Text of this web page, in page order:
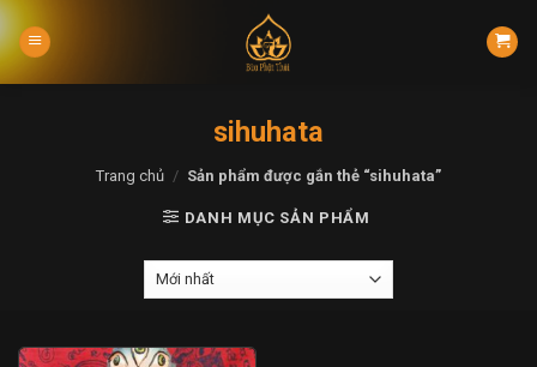
Skip
to
content
sihuhata
Trang chủ / Sản phẩm được gắn thẻ “sihuhata”
DANH MỤC SẢN PHẨM